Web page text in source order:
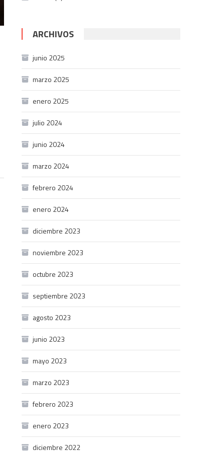
ARCHIVOS
junio 2025
marzo 2025
enero 2025
julio 2024
junio 2024
marzo 2024
febrero 2024
enero 2024
diciembre 2023
noviembre 2023
octubre 2023
septiembre 2023
agosto 2023
junio 2023
mayo 2023
marzo 2023
febrero 2023
enero 2023
diciembre 2022